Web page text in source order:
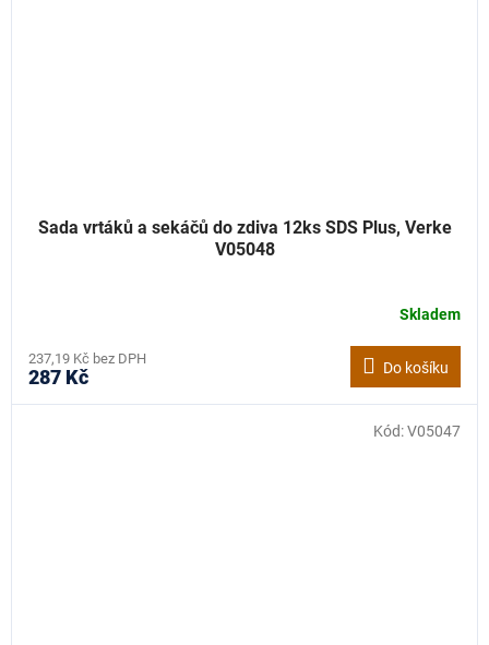
Sada vrtáků a sekáčů do zdiva 12ks SDS Plus, Verke
V05048
Skladem
237,19 Kč bez DPH
287 Kč Do košíku
Kód:V05047